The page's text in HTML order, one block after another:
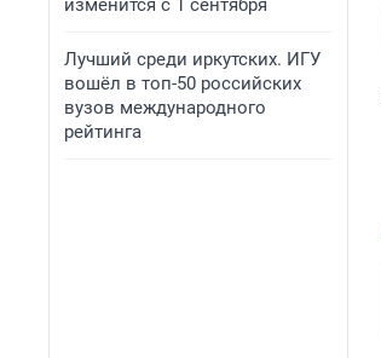
изменится с 1 сентября
Лучший среди иркутских. ИГУ
вошёл в топ-50 российских
вузов международного
рейтинга